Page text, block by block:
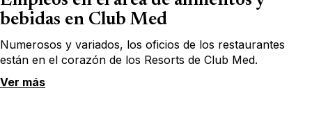
bebidas en Club Med
Numerosos y variados, los oficios de los restaurantes
están en el corazón de los Resorts de Club Med.
Ver más